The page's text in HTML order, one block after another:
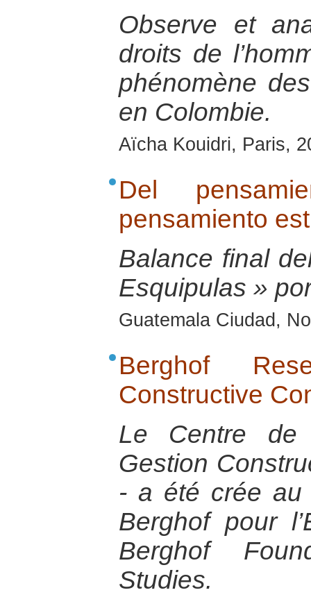
Observe et
droits de
phénomène
en Colombie.
Aïcha Kouidri, Paris,
Del
pensamiento
Balance final
Esquipulas »
Guatemala Ciudad,
Berghof
Constructive
Le Centre de
Gestion
- a été crée au
Berghof pour
Berghof
Studies.